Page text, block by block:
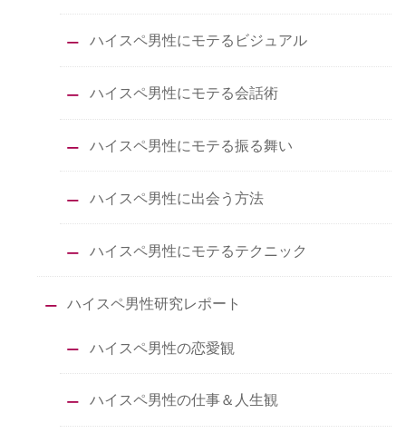
ハイスペ男性にモテるビジュアル
ハイスペ男性にモテる会話術
ハイスペ男性にモテる振る舞い
ハイスペ男性に出会う方法
ハイスペ男性にモテるテクニック
ハイスペ男性研究レポート
ハイスペ男性の恋愛観
ハイスペ男性の仕事＆人生観